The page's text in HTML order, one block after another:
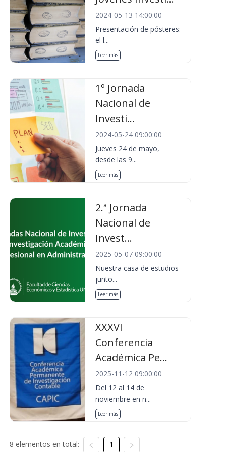
2024-05-13 14:00:00
Presentación de pósteres:
el l...
Leer más
1º Jornada
Nacional de
Investi...
2024-05-24 09:00:00
Jueves 24 de mayo,
desde las 9...
Leer más
2.ª Jornada
Nacional de
Invest...
2025-05-07 09:00:00
Nuestra casa de estudios
junto...
Leer más
XXXVI
Conferencia
Académica Pe...
2025-11-12 09:00:00
Del 12 al 14 de
noviembre en n...
Leer más
8 elementos en total: 1